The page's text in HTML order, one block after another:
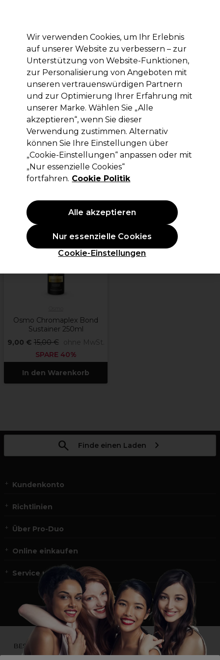
Anmelden
Marken Deals Haare Elektrogeräte Saloneinrichtung
Lieferung und Lieferzeiten
– mehr erfahren
Marken Osmo Chromaplex
Chromaplex
Filters
ANGEBOT
Osmo Chromaplex Bond
Sustainer 250ml
9,00 € 15,00 €
ohne MwSt.
SPARE 40%
In den Warenkorb
Finde einen Laden
Kundenkonto
Richtlinien
Über Pro-Duo
Online einkaufen
Service und Kontakt
*Du bist kein Profikunde?
BESUCHE
UNSERE WEBSEITE FÜR ENDVERBRAUCHER.*
Wir verwenden Cookies, um Ihr Erlebnis
auf unserer Website zu verbessern – zur
Unterstützung von Website-Funktionen,
zur Personalisierung von Angeboten mit
unseren vertrauenswürdigen Partnern
und zur Optimierung Ihrer Erfahrung mit
unserer Marke. Wählen Sie „Alle
akzeptieren“, wenn Sie dieser
Verwendung zustimmen. Alternativ
können Sie Ihre Einstellungen über
„Cookie-Einstellungen“ anpassen oder mit
„Nur essenzielle Cookies“
fortfahren. Cookie Politik
Cookie-Einstellungen
Nur essenzielle Cookies
Alle akzeptieren